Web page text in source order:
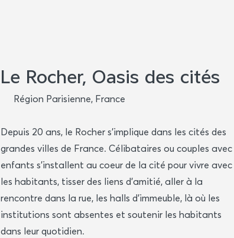
Le Rocher, Oasis des cités
Région Parisienne, France
Depuis 20 ans, le Rocher s’implique dans les cités des
grandes villes de France. Célibataires ou couples avec
enfants s’installent au coeur de la cité pour vivre avec
les habitants, tisser des liens d’amitié, aller à la
rencontre dans la rue, les halls d’immeuble, là où les
institutions sont absentes et soutenir les habitants
dans leur quotidien.